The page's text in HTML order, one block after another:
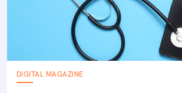
DIGITAL MAGAZINE